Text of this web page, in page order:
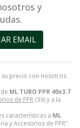
su precio con nosotros.
ML TUBO PPR 40x3.7
de PPR (39) y a la
características a ML
y Accesorios de PPR".
y
EMAIL